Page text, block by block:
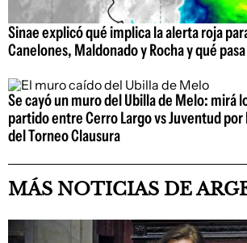
Sinae explicó qué implica la alerta roja
Canelones, Maldonado y Rocha y qué
Se cayó un muro del Ubilla de Melo: mirá
partido entre Cerro Largo vs Juventud
del Torneo Clausura
MÁS NOTICIAS DE